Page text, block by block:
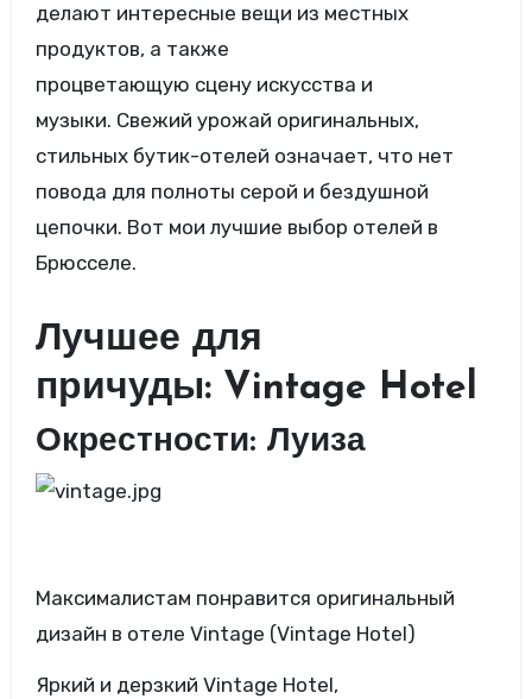
делают интересные вещи из местных
продуктов, а также
процветающую сцену искусства и
музыки. Свежий урожай оригинальных,
стильных бутик-отелей означает, что нет
повода для полноты серой и бездушной
цепочки. Вот мои лучшие выбор отелей в
Брюсселе.
Лучшее для
причуды: Vintage Hotel
Окрестности: Луиза
Максималистам понравится оригинальный
дизайн в отеле Vintage (Vintage Hotel)
Яркий и дерзкий Vintage Hotel,